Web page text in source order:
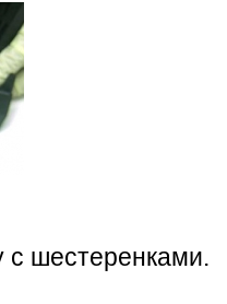
шестеренками.